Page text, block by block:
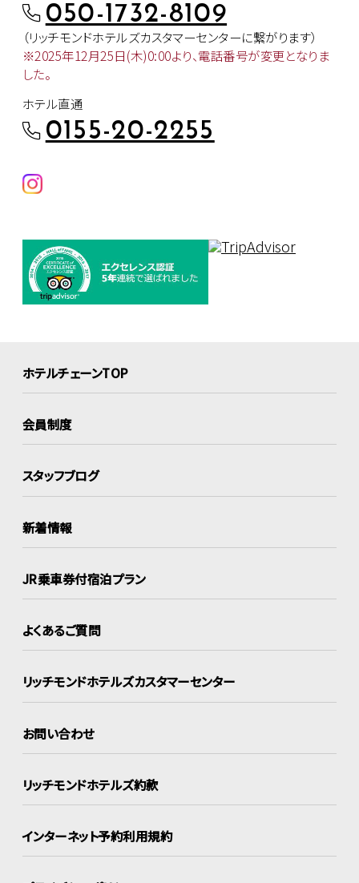
050-1732-8109
（リッチモンドホテルズカスタマーセンターに繋がります）
※2025年12月25日(木)0:00より、電話番号が変更となりま
した。
ホテル直通
0155-20-2255
ホテルチェーンTOP
会員制度
スタッフブログ
新着情報
JR乗車券付宿泊プラン
よくあるご質問
リッチモンドホテルズカスタマーセンター
お問い合わせ
リッチモンドホテルズ約款
インターネット予約利用規約